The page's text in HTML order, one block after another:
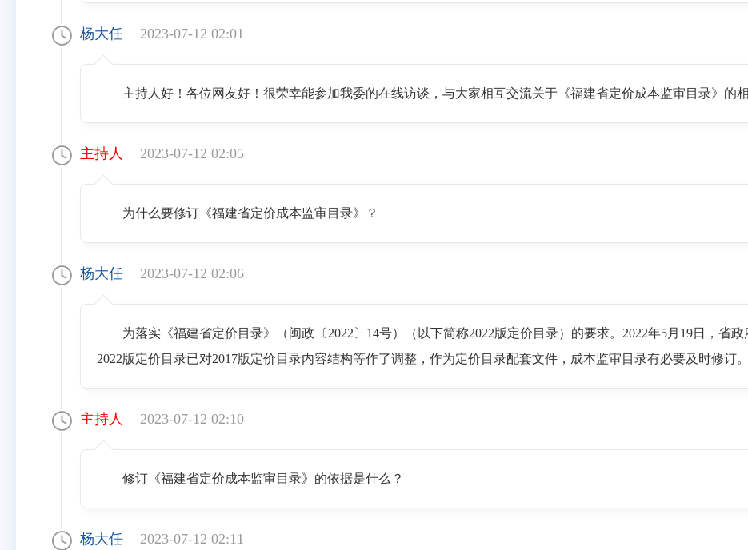
杨大任 2023-07-12 02:01
主持人好！各位网友好！很荣幸能参加我委的在线访谈，与大家相互交流关于《福建省定价成本监审目录》的相
主持人 2023-07-12 02:05
为什么要修订《福建省定价成本监审目录》？
杨大任 2023-07-12 02:06
为落实《福建省定价目录》（闽政〔2022〕14号）（以下简称2022版定价目录）的要求。2022年5月19日，省
2022版定价目录已对2017版定价目录内容结构等作了调整，作为定价目录配套文件，成本监审目录有必要及时修订。
主持人 2023-07-12 02:10
修订《福建省定价成本监审目录》的依据是什么？
杨大任 2023-07-12 02:11